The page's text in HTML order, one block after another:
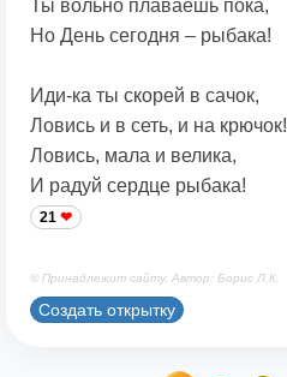
Ты вольно плаваешь пока,
Но День сегодня – рыбака!
Иди-ка ты скорей в сачок,
Ловись и в сеть, и на крючок!
Ловись, мала и велика,
И радуй сердце рыбака!
21
© Принадлежит сайту. Автор: Борис Л.К.
Создать открытку